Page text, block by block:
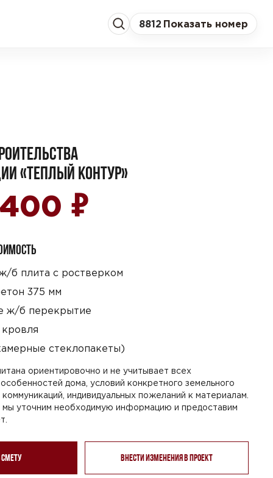
8812 Показать номер
«ТЕПЛЫЙ КОНТУР»
₽
б плита с ростверком
375 мм
ж/б перекрытие
стеклопакеты)
ориентировочно и не учитывает всех
дома, условий конкретного земельного
коммуникаций, индивидуальных пожеланий к материалам.
мы уточним необходимую информацию и предоставим
смету Внести изменения в проект